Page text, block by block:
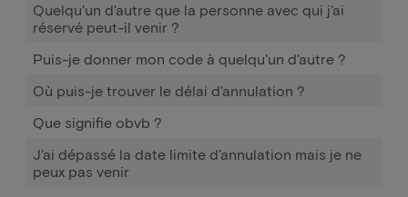
Quelqu'un d'autre que la personne avec qui j'ai
réservé peut-il venir ?
Puis-je donner mon code à quelqu'un d'autre ?
Où puis-je trouver le délai d'annulation ?
Que signifie obvb ?
J'ai dépassé la date limite d'annulation mais je ne
peux pas venir